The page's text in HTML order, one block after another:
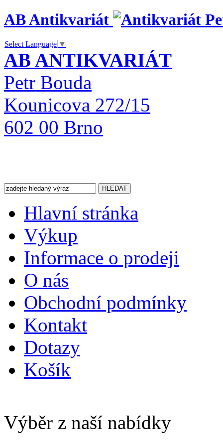
AB Antikvariát
Select Language ▼
AB ANTIKVARIÁT
Petr Bouda
Kounicova 272/15
602 00 Brno
Hlavní stránka
Výkup
Informace o prodeji
O nás
Obchodní podmínky
Kontakt
Dotazy
Košík
Výběr z naší nabídky